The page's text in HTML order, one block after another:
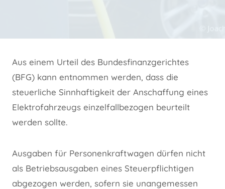
Aus einem Urteil des Bundesfinanzgerichtes
(BFG) kann entnommen werden, dass die
steuerliche Sinnhaftigkeit der Anschaffung eines
Elektrofahrzeugs einzelfallbezogen beurteilt
werden sollte.
Ausgaben für Personenkraftwagen dürfen nicht
als Betriebsausgaben eines Steuerpflichtigen
abgezogen werden, sofern sie unangemessen